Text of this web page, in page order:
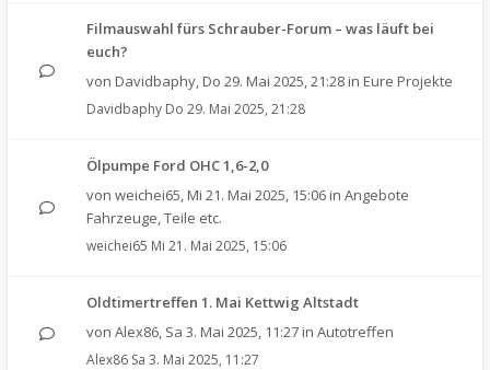
Filmauswahl fürs Schrauber-Forum – was läuft bei
euch?
von Davidbaphy, Do 29. Mai 2025, 21:28 in Eure Projekte
Davidbaphy Do 29. Mai 2025, 21:28
Ölpumpe Ford OHC 1,6-2,0
von weichei65, Mi 21. Mai 2025, 15:06 in Angebote
Fahrzeuge, Teile etc.
weichei65 Mi 21. Mai 2025, 15:06
Oldtimertreffen 1. Mai Kettwig Altstadt
von Alex86, Sa 3. Mai 2025, 11:27 in Autotreffen
Alex86 Sa 3. Mai 2025, 11:27